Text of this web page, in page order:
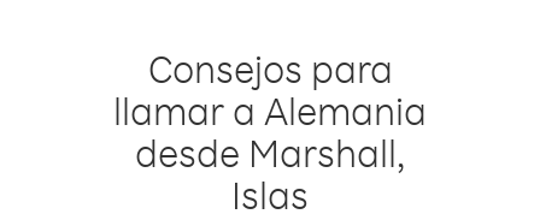
Consejos para
llamar a Alemania
desde Marshall,
Islas